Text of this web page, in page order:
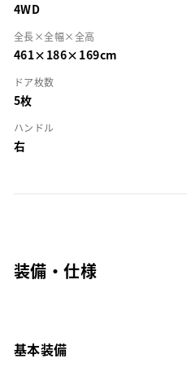
4WD
全長×全幅×全高
461×186×169cm
ドア枚数
5枚
ハンドル
右
装備・仕様
基本装備